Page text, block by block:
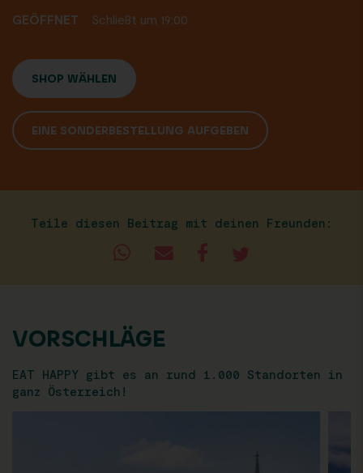
GEÖFFNET
Schließt um 19:00
SHOP WÄHLEN
EINE SONDERBESTELLUNG AUFGEBEN
Teile diesen Beitrag mit deinen Freunden:
VORSCHLÄGE
EAT HAPPY gibt es an rund 1.000 Standorten in
ganz Österreich!